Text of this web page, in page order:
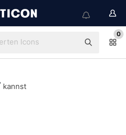
0
kannst